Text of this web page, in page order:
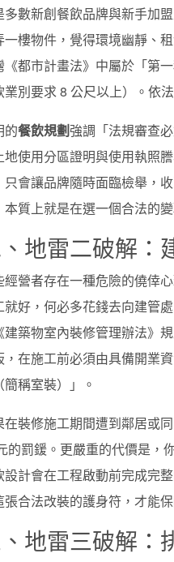
多數新創餐飲品牌與新手加
一樓物件，覺得環境幽靜、
《都市計畫法》中屬於「第
業別要求 8 公尺以上）。依
的餐飲規劃強調「法規審查
地使用分區證明與使用執照
只會讓品牌隨時面臨檢舉，
本質上就是在選一個合法的
地雷二破解：
經營者存在一種危險的僥倖
就好，何必多花錢去向建管
建築物室內裝修管理辦法》
，在施工前必須由具備開業
簡稱室裝）」。
在裝修施工期間遭到鄰居或
的罰鍰。更嚴重的代價是，
設計會在工程啟動前完成完
張合法改裝的護身符，才能
地雷三破解：